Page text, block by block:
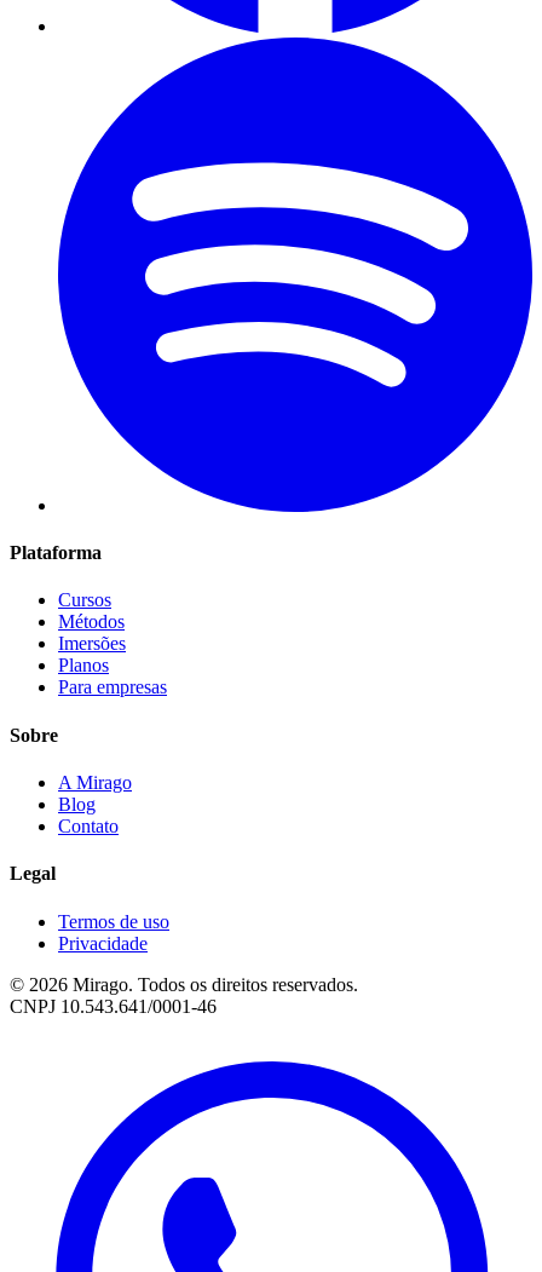
Plataforma
Cursos
Métodos
Imersões
Planos
Para empresas
Sobre
A Mirago
Blog
Contato
Legal
Termos de uso
Privacidade
© 2026 Mirago. Todos os direitos reservados.
CNPJ 10.543.641/0001-46